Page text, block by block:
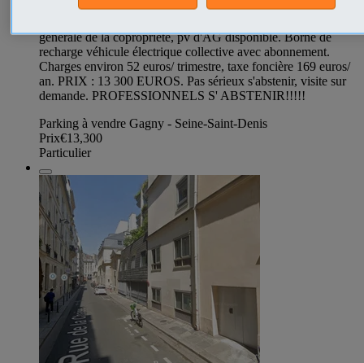
possible), mitoyenne uniquement d'un côté et pas de poteau
générale de la copropriété, pv d'AG disponible. Borne de
recharge véhicule électrique collective avec abonnement.
Charges environ 52 euros/ trimestre, taxe foncière 169 euros/
an. PRIX : 13 300 EUROS. Pas sérieux s'abstenir, visite sur
demande. PROFESSIONNELS S' ABSTENIR!!!!!
Parking à vendre Gagny - Seine-Saint-Denis
Prix€13,300
Particulier